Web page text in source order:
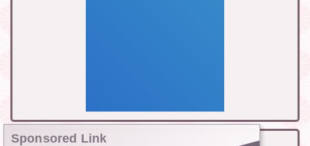
Sponsored Link